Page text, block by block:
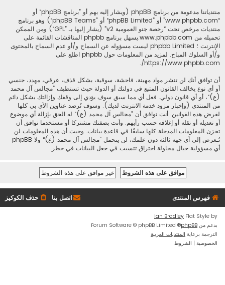
منتدياتنا مدعومة من برنامج phpBB (ويشار إليه بهم أو ”برنامج phpBB“ أو
“www.phpbb.com” أو ”phpBB Limited“ أو ”phpBB Teams“) وهو برنامج
منتديات مرخص تحت “رخصة جنو العمومية v2
” (يشار إليها بـ ”GPL“) ومن الممكن
تحميله من www.phpbb.com
.يسهل برنامج phpbb المناقشات القائمة على
الإنترنت ؛ phpbb Limited ليست مسؤوله عن السماح و/أو عدم السماح بالمحتوى
و/أو السلوك المباح. لمزيد من المعلومات حول phpbb اطلع على
https://www.phpbb.com/
.
أن توافق أنك لن تنشر مواد مهينة، فاحشة، سوقية، بشكل قذف، عرقي، مهدد، جنسي
أو أي نوع يخالف القانون المتبع في دولتك أو الدولة حيث تستظيف ”مجالس آل محمد
(ع)“، أو أي قانون دولي. فعل أي مما سبق سوف يؤدي إلى وقفك وإزالتك بشكل دائم
من المنتدى (وإخبار مزود خدمة الانترنت لديك). وسوف تُرصد عناوين الآي بي كلها
لفرض هذه القوانين. أنت توافق أن ”مجالس آل محمد (ع)“ له الحق بإزالة أي موضوع
أو تعديله أو نقله أو إغلاقه حسب رأيهم. وأنت بصفتك مشتركا أو مستخدما توافق أن
تخزن المعلومات المدخلة كلها سابقًا في قاعدة بيانات. وحيث أن هذه المعلومات لن
تُـعرض إلى أي جهة ثالثة دون علمك، لن يتحمل ”مجالس آل محمد (ع)“ ولا phpBB
أي مسؤولية حيال محاولة اختراق تتسبب في جعل البيانات في خطر
فهرس المنتدى حذف الكوكيز اتصل بنا
Flat Style by
Ian Bradley
بدعم من phpBB
® Forum Software © phpBB Limited
الترجمة برعاية المنتديات العربية
الخصوصية | الشروط